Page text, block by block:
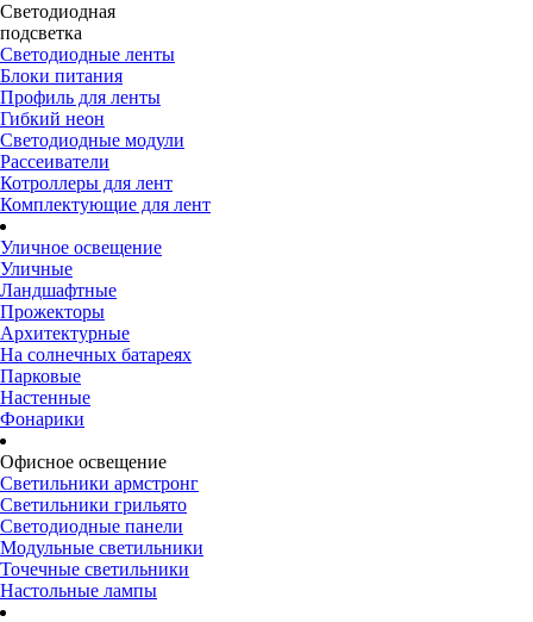
Светодиодная
подсветка
Светодиодные ленты
Блоки питания
Профиль для ленты
Гибкий неон
Светодиодные модули
Рассеиватели
Котроллеры для лент
Комплектующие для лент
Уличное освещение
Уличные
Ландшафтные
Прожекторы
Архитектурные
На солнечных батареях
Парковые
Настенные
Фонарики
Офисное освещение
Светильники армстронг
Светильники грильято
Светодиодные панели
Модульные светильники
Точечные светильники
Настольные лампы